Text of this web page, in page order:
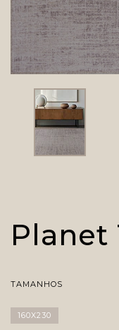
Planet
TAMANHOS
160X230